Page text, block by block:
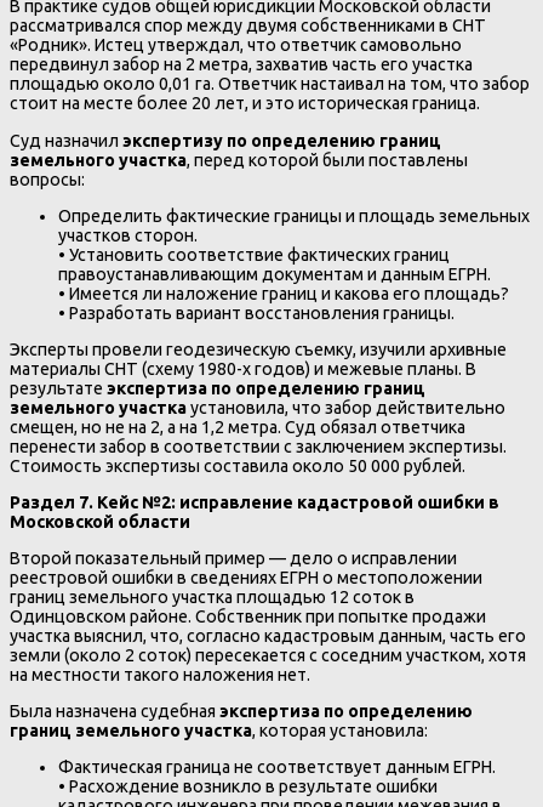
В практике судов общей юрисдикции Московской области
рассматривался спор между двумя собственниками в СНТ
«Родник». Истец утверждал, что ответчик самовольно
передвинул забор на 2 метра, захватив часть его участка
площадью около 0,01 га. Ответчик настаивал на том, что забор
стоит на месте более 20 лет, и это историческая граница.
Суд назначил экспертизу по определению границ
земельного участка, перед которой были поставлены
вопросы:
Определить фактические границы и площадь земельных
участков сторон.
• Установить соответствие фактических границ
правоустанавливающим документам и данным ЕГРН.
• Имеется ли наложение границ и какова его площадь?
• Разработать вариант восстановления границы.
Эксперты провели геодезическую съемку, изучили архивные
материалы СНТ (схему 1980-х годов) и межевые планы. В
результате экспертиза по определению границ
земельного участкаустановила, что забор действительно
смещен, но не на 2, а на 1,2 метра. Суд обязал ответчика
перенести забор в соответствии с заключением экспертизы.
Стоимость экспертизы составила около 50 000 рублей.
Раздел 7. Кейс №2: исправление кадастровой ошибки в
Московской области
Второй показательный пример — дело о исправлении
реестровой ошибки в сведениях ЕГРН о местоположении
границ земельного участка площадью 12 соток в
Одинцовском районе. Собственник при попытке продажи
участка выяснил, что, согласно кадастровым данным, часть его
земли (около 2 соток) пересекается с соседним участком, хотя
на местности такого наложения нет.
Была назначена судебная экспертиза по определению
границ земельного участка, которая установила:
Фактическая граница не соответствует данным ЕГРН.
• Расхождение возникло в результате ошибки